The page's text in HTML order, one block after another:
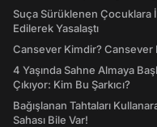
Suça Sürüklenen Çocuklara
Edilerek Yasalaştı
Cansever Kimdir? Cansever
4 Yaşında Sahne Almaya
Çıkıyor: Kim Bu Şarkıcı?
Bağışlanan Tahtaları
Sahası Bile Var!